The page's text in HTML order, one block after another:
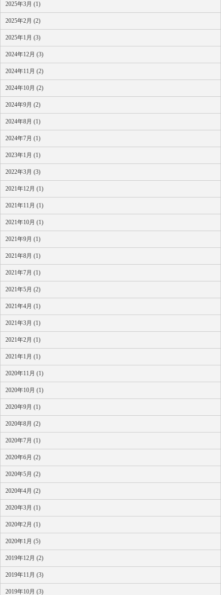
2025年3月 (1)
2025年2月 (2)
2025年1月 (3)
2024年12月 (3)
2024年11月 (2)
2024年10月 (2)
2024年9月 (2)
2024年8月 (1)
2024年7月 (1)
2023年1月 (1)
2022年3月 (3)
2021年12月 (1)
2021年11月 (1)
2021年10月 (1)
2021年9月 (1)
2021年8月 (1)
2021年7月 (1)
2021年5月 (2)
2021年4月 (1)
2021年3月 (1)
2021年2月 (1)
2021年1月 (1)
2020年11月 (1)
2020年10月 (1)
2020年9月 (1)
2020年8月 (2)
2020年7月 (1)
2020年6月 (2)
2020年5月 (2)
2020年4月 (2)
2020年3月 (1)
2020年2月 (1)
2020年1月 (5)
2019年12月 (2)
2019年11月 (3)
2019年10月 (3)